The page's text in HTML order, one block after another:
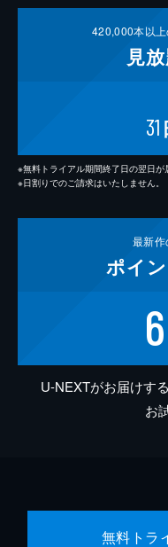
420,000本以
見
31
※無料トライアル期間終了日の翌日が
※日割りでのご請求はいたしません。
最新作
ポイ
U-NEXTがお届けす
お
無料トラ